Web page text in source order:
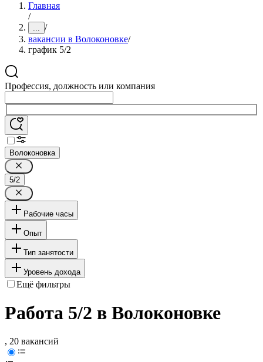
Главная
/
... /
вакансии в Волоконовке/
график 5/2
Профессия, должность или компания
Волоконовка
5/2
Рабочие часы
Опыт
Тип занятости
Уровень дохода
Ещё фильтры
Работа 5/2 в Волоконовке
, 20 вакансий